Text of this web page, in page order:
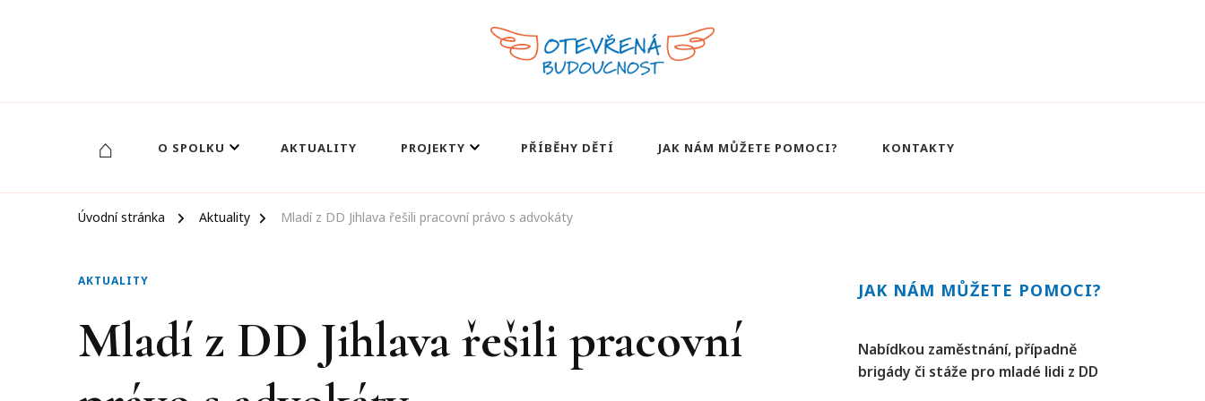
⌂ O SPOLKU AKTUALITY PROJEKTY PŘÍBĚHY DĚTÍ JAK NÁM MŮŽETE POMOCI? KONTAKTY
Úvodní stránka Aktuality Mladí z DD Jihlava řešili pracovní právo s advokáty
AKTUALITY
Mladí z DD Jihlava řešili pracovní
JAK NÁM MŮŽETE POMOCI?
Nabídkou zaměstnání, případně
brigády či stáže pro mladé lidi z DD